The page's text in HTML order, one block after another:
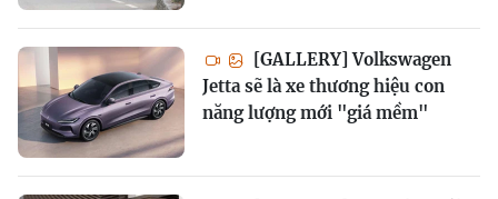
[GALLERY] Volkswagen
Jetta sẽ là xe thương hiệu con
năng lượng mới "giá mềm"